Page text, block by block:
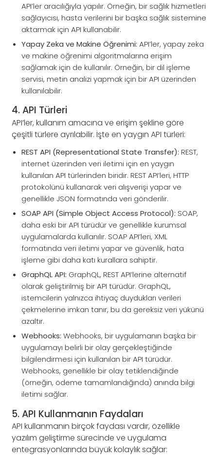
API’ler aracılığıyla yapılır. Örneğin, bir sağlık hizmetleri
sağlayıcısı, hasta verilerini bir başka sağlık sistemine
aktarmak için API kullanabilir.
Yapay Zeka ve Makine Öğrenimi: API’ler, yapay zeka
ve makine öğrenimi algoritmalarına erişim
sağlamak için de kullanılır. Örneğin, bir dil işleme
servisi, metin analizi yapmak için bir API üzerinden
kullanılabilir.
4. API Türleri
API’ler, kullanım amacına ve erişim şekline göre
çeşitli türlere ayrılabilir. İşte en yaygın API türleri:
REST API (Representational State Transfer): REST,
internet üzerinden veri iletimi için en yaygın
kullanılan API türlerinden biridir. REST API’leri, HTTP
protokolünü kullanarak veri alışverişi yapar ve
genellikle JSON formatında veri gönderilir.
SOAP API (Simple Object Access Protocol): SOAP,
daha eski bir API türüdür ve genellikle kurumsal
uygulamalarda kullanılır. SOAP API’leri, XML
formatında veri iletimi yapar ve güvenlik, hata
işleme gibi daha katı kurallara sahiptir.
GraphQL API: GraphQL, REST API’lerine alternatif
olarak geliştirilmiş bir API türüdür. GraphQL,
istemcilerin yalnızca ihtiyaç duydukları verileri
çekmelerine imkan tanır, bu da gereksiz veri yükünü
azaltır.
Webhooks: Webhooks, bir uygulamanın başka bir
uygulamayı belirli bir olay gerçekleştiğinde
bilgilendirmesi için kullanılan bir API türüdür.
Webhooks, genellikle bir olay tetiklendiğinde
(örneğin, ödeme tamamlandığında) anında bilgi
iletimi sağlar.
5. API Kullanmanın Faydaları
API kullanmanın birçok faydası vardır, özellikle
yazılım geliştirme sürecinde ve uygulama
entegrasyonlarında büyük kolaylık sağlar: